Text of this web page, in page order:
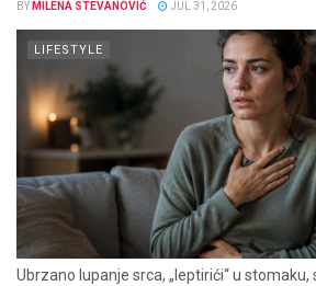
BY MILENA STEVANOVIĆ JUL 31, 2026
LIFESTYLE
Ubrzano lupanje srca, „leptirići“ u